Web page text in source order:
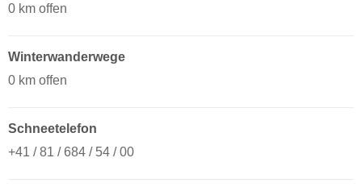
0 km offen
Winterwanderwege
0 km offen
Schneetelefon
+41 / 81 / 684 / 54 / 00